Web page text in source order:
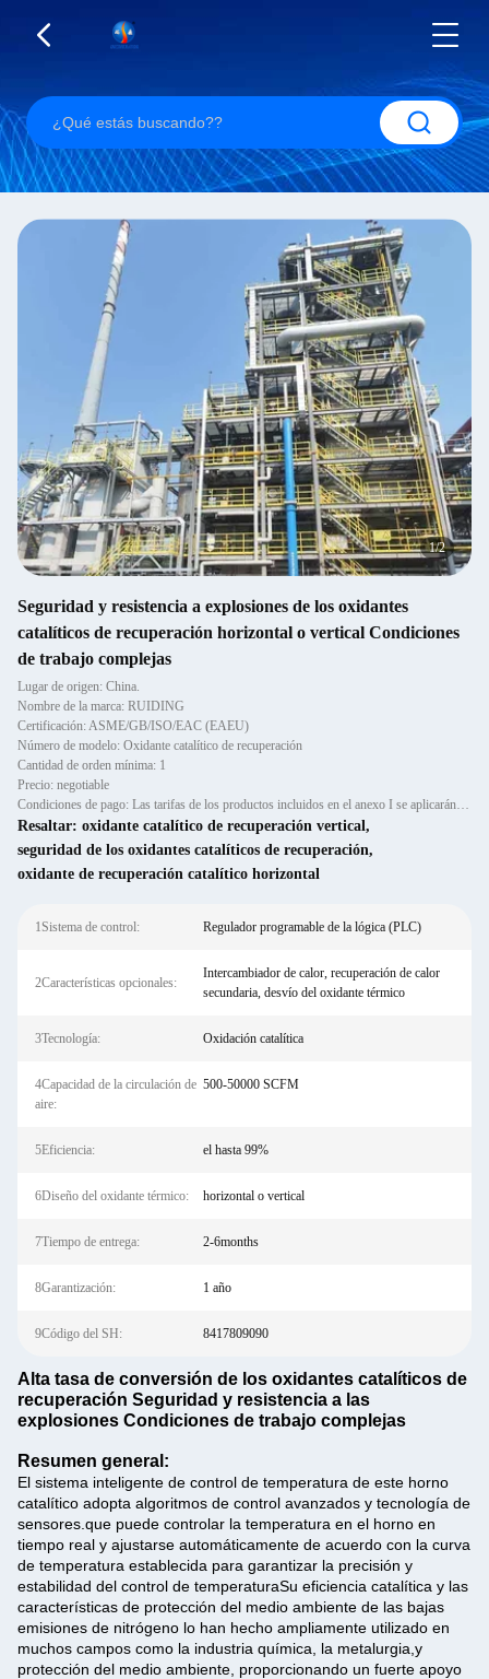
2/2
Seguridad y resistencia a explosiones de los oxidantes
catalíticos de recuperación horizontal o vertical Condiciones
de trabajo complejas
Lugar de origen: China.
Nombre de la marca: RUIDING
Certificación: ASME/GB/ISO/EAC (EAEU)
Número de modelo: Oxidante catalítico de recuperación
Cantidad de orden mínima: 1
Precio: negotiable
Condiciones de pago: Las tarifas de los productos incluidos en el anexo I se aplicarán a los productos incluidos en el an
Resaltar: oxidante catalítico de recuperación vertical,
seguridad de los oxidantes catalíticos de recuperación,
oxidante de recuperación catalítico horizontal
1Sistema de control: Regulador programable de la lógica (PLC)
2Características opcionales:
Intercambiador de calor, recuperación de calor
secundaria, desvío del oxidante térmico
3Tecnología: Oxidación catalítica
4Capacidad de la circulación de
aire:
500-50000 SCFM
5Eficiencia: el hasta 99%
6Diseño del oxidante térmico: horizontal o vertical
7Tiempo de entrega: 2-6months
8Garantización: 1 año
9Código del SH: 8417809090
Alta tasa de conversión de los oxidantes catalíticos de
recuperación Seguridad y resistencia a las
explosiones Condiciones de trabajo complejas
Resumen general:
El sistema inteligente de control de temperatura de este horno
catalítico adopta algoritmos de control avanzados y tecnología de
sensores.que puede controlar la temperatura en el horno en
tiempo real y ajustarse automáticamente de acuerdo con la curva
de temperatura establecida para garantizar la precisión y
estabilidad del control de temperaturaSu eficiencia catalítica y las
características de protección del medio ambiente de las bajas
emisiones de nitrógeno lo han hecho ampliamente utilizado en
muchos campos como la industria química, la metalurgia,y
protección del medio ambiente, proporcionando un fuerte apoyo